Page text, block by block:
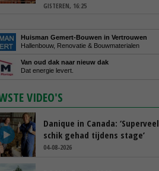
GISTEREN, 16:25
Huisman Gemert-Bouwen in Vertrouwen
Hallenbouw, Renovatie & Bouwmaterialen
Van oud dak naar nieuw dak
Dat energie levert.
VIDEO'S
Danique in Canada: ‘Superveel
schik gehad tijdens stage’
04-08-2026